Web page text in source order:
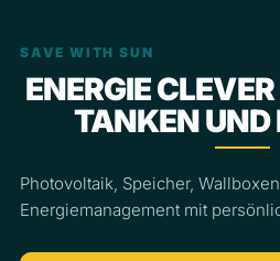
SAVE WITH SUN
ENERGIE
TANKEN UND
Photovoltaik, Speicher,
Energiemanagement mit